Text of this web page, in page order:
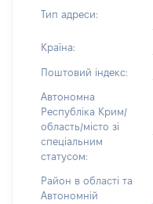
Тип адреси:
Країна:
Поштовий індекс:
Автономна
Республіка Крим/
область/місто зі
спеціальним
статусом:
Район в області та
Автономній